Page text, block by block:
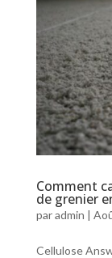
Comment
de grenier
paradmin |
Cellulose